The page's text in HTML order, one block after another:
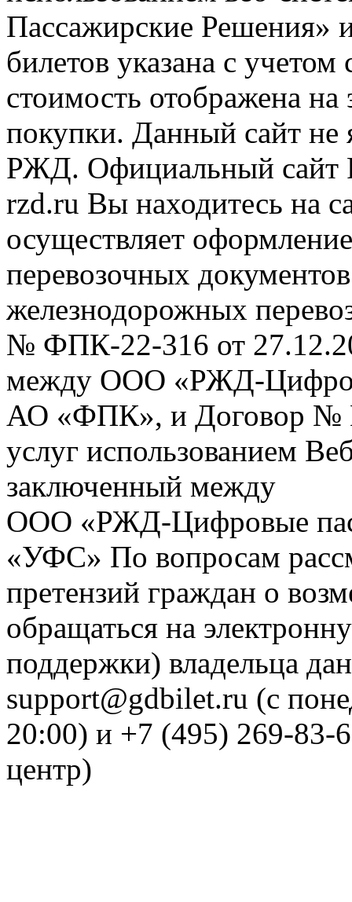
Пассажирские
билетов указана с
стоимость отображена
покупки. Данный сайт не
РЖД. Официальный сайт
rzd.ru Вы находитесь на
осуществляет
перевозочных
железнодорожных
№ ФПК-22-316 от
между ООО «РЖД-
АО «ФПК», и Договор №
услуг использованием
заключенный между
ООО «РЖД-Цифровые
«УФС» По вопросам
претензий граждан о
обращаться на
поддержки) владельца
support@gdbilet.ru (с
20:00) и +7 (495) 269-83-
центр)